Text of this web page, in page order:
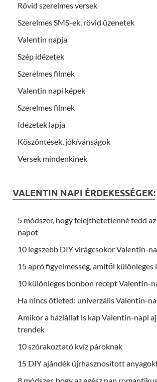
Rövid szerelmes versek
Szerelmes SMS-ek, rövid üzenetek
Valentin napja
Szép idézetek
Szerelmes filmek
Valentin napi képek
Szerelmes filmek
Idézetek lapja
Köszöntések, jókívánságok
Versek mindenkinek
VALENTIN NAPI ÉRDEKESSÉGEK:
5 módszer, hogy felejthetetlenné tedd
napot
10 legszebb DIY virágcsokor Valentin-
15 apró figyelmesség, amitől különleges
10 különleges bonbon recept Valentin-
Ha nincs ötleted: univerzális Valentin-
Amikor a háziállat is kap Valentin-napi
trendek
10 szórakoztató kvíz pároknak
15 DIY ajándék újrhasznosított